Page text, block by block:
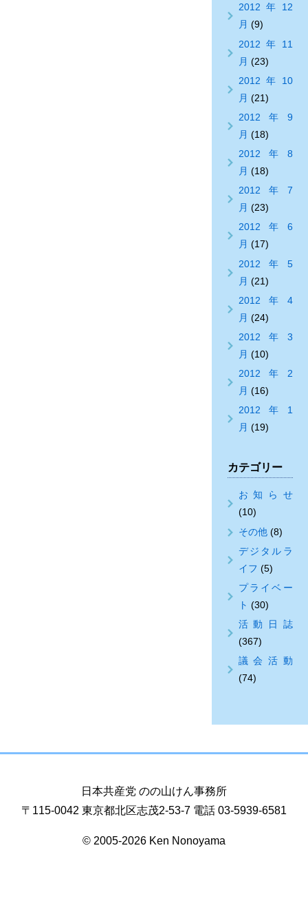
2012年12
月 (9)
2012年11
月 (23)
2012年10
月 (21)
2012年9
月 (18)
2012年8
月 (18)
2012年7
月 (23)
2012年6
月 (17)
2012年5
月 (21)
2012年4
月 (24)
2012年3
月 (10)
2012年2
月 (16)
2012年1
月 (19)
カテゴリー
お知らせ
(10)
その他(8)
デジタルラ
イフ (5)
プライベー
ト (30)
活動日誌
(367)
議会活動
(74)
日本共産党 のの山けん事務所
〒115-0042 東京都北区志茂2-53-7 電話 03-5939-6581
© 2005-2026 Ken Nonoyama